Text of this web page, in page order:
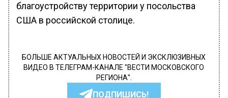
благоустройству территории у посольства
США в российской столице.
БОЛЬШЕ АКТУАЛЬНЫХ НОВОСТЕЙ И ЭКСКЛЮЗИВНЫХ
ВИДЕО В ТЕЛЕГРАМ-КАНАЛЕ "ВЕСТИ МОСКОВСКОГО
РЕГИОНА".
ПОДПИШИСЬ!